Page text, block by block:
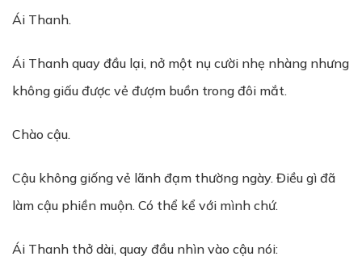
Ái Thanh.
Ái Thanh quay đầu lại, nở một nụ cười nhẹ nhàng nhưng
không giấu được vẻ đượm buồn trong đôi mắt.
Chào cậu.
Cậu không giống vẻ lãnh đạm thường ngày. Điều gì đã
làm cậu phiền muộn. Có thể kể với mình chứ.
Ái Thanh thở dài, quay đầu nhìn vào cậu nói: